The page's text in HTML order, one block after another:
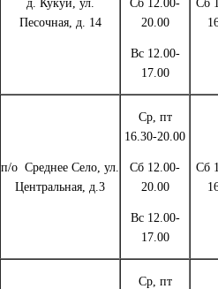
д. Кукуй, ул.
Песочная, д. 14
Сб 12.00-
20.00
Вс 12.00-
17.00
Сб
п/о Среднее Село, ул.
Центральная, д.3
Ср, пт
16.30-20.00
Сб 12.00-
20.00
Вс 12.00-
17.00
Сб
Ср, пт